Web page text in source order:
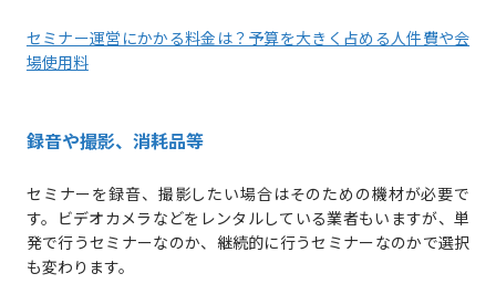
セミナー運営にかかる料金は？予算を大きく占める人件費や会
場使用料
録音や撮影、消耗品等
セミナーを録音、撮影したい場合はそのための機材が必要で
す。ビデオカメラなどをレンタルしている業者もいますが、単
発で行うセミナーなのか、継続的に行うセミナーなのかで選択
も変わります。